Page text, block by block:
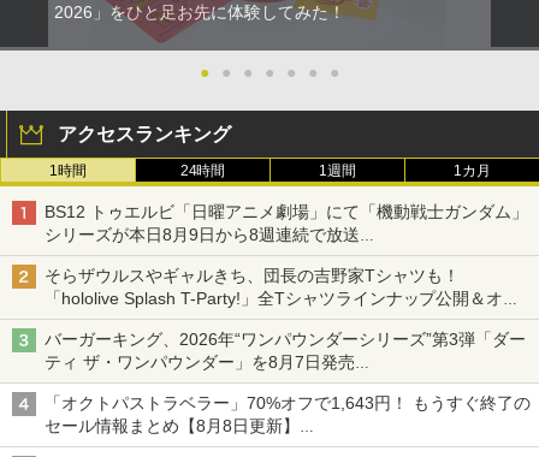
2026」をひと足お先に体験してみた！
● ● ● ● ● ● ●
アクセスランキング
1時間 24時間 1週間 1カ月
BS12 トゥエルビ「日曜アニメ劇場」にて「機動戦士ガンダム」
シリーズが本日8月9日から8週連続で放送
初回は「機動戦士ガンダム【HDリマスター版】」
そらザウルスやギャルきち、団長の吉野家Tシャツも！
「hololive Splash T-Party!」全Tシャツラインナップ公開＆オン
ライン販売開始
バーガーキング、2026年“ワンパウンダーシリーズ”第3弾「ダー
ティ ザ・ワンパウンダー」を8月7日発売
「特製ガーリックマヨソース」を使用した超大型チーズバーガー
「オクトパストラベラー」70%オフで1,643円！ もうすぐ終了の
セール情報まとめ【8月8日更新】
ニンテンドーeショップでは「大神 絶景版」が67%オフで990円